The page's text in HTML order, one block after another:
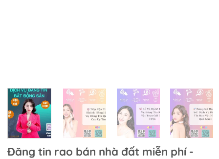
Đăng tin rao bán nhà đất miễn phí -